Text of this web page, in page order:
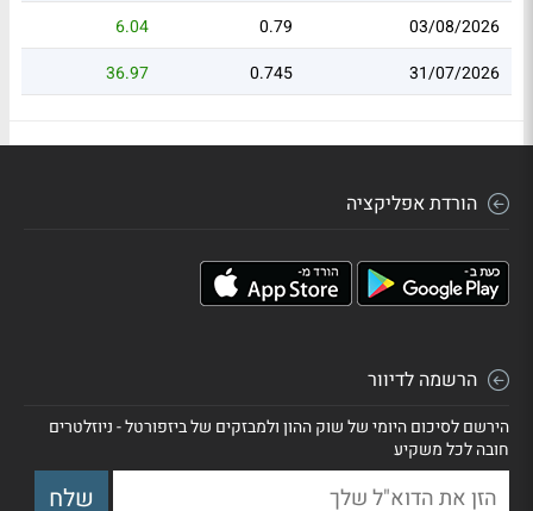
03/08/2026
0.79
6.04
31/07/2026
0.745
36.97
הורדת אפליקציה
הרשמה לדיוור
הירשם לסיכום היומי של שוק ההון ולמבזקים של ביזפורטל - ניוזלטרים
חובה לכל משקיע